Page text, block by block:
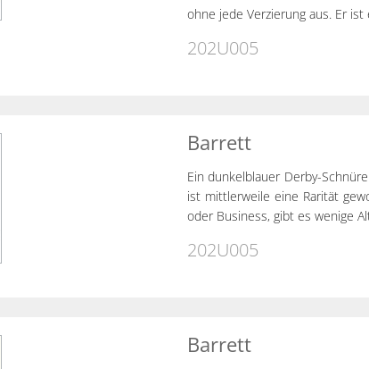
ohne jede Verzierung aus. Er
202U005
Barrett
Ein dunkelblauer Derby-
ist mittlerweile eine Rarität
oder Business, gibt es wenige
202U005
Barrett